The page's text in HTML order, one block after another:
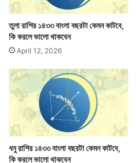
তুলা রাশির ১৪৩৩ বাংলা বছরটা কেমন কাটবে,
কি করলে ভালো থাকবেন
April 12, 2026
ধনু রাশির ১৪৩৩ বাংলা বছরটা কেমন কাটবে,
কি করলে ভালো থাকবেন